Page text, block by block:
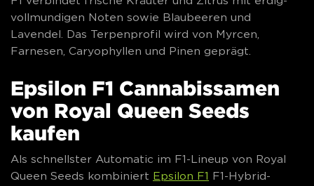
vollmundigen Noten sowie Blaubeeren und
Lavendel. Das Terpenprofil wird von Myrcen,
Farnesen, Caryophyllen und Pinen geprägt.
Epsilon F1 Cannabissamen
von Royal Queen Seeds
kaufen
Als schnellster Automatic im F1-Lineup von Royal
Queen Seeds kombiniert Epsilon F1 F1-Hybrid-